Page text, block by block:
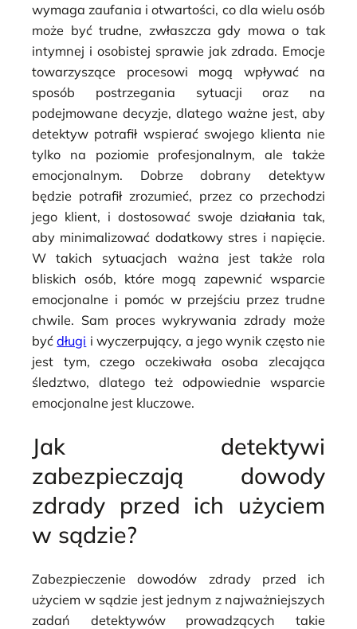
wymaga zaufania i otwartości, co dla wielu osób
może być trudne, zwłaszcza gdy mowa o tak
intymnej i osobistej sprawie jak zdrada. Emocje
towarzyszące procesowi mogą wpływać na
sposób postrzegania sytuacji oraz na
podejmowane decyzje, dlatego ważne jest, aby
detektyw potrafił wspierać swojego klienta nie
tylko na poziomie profesjonalnym, ale także
emocjonalnym. Dobrze dobrany detektyw
będzie potrafił zrozumieć, przez co przechodzi
jego klient, i dostosować swoje działania tak,
aby minimalizować dodatkowy stres i napięcie.
W takich sytuacjach ważna jest także rola
bliskich osób, które mogą zapewnić wsparcie
emocjonalne i pomóc w przejściu przez trudne
chwile. Sam proces wykrywania zdrady może
byćdługi i wyczerpujący, a jego wynik często nie
jest tym, czego oczekiwała osoba zlecająca
śledztwo, dlatego też odpowiednie wsparcie
emocjonalne jest kluczowe.
Jak detektywi
zabezpieczają dowody
zdrady przed ich użyciem
w sądzie?
Zabezpieczenie dowodów zdrady przed ich
użyciem w sądzie jest jednym z najważniejszych
zadań detektywów prowadzących takie